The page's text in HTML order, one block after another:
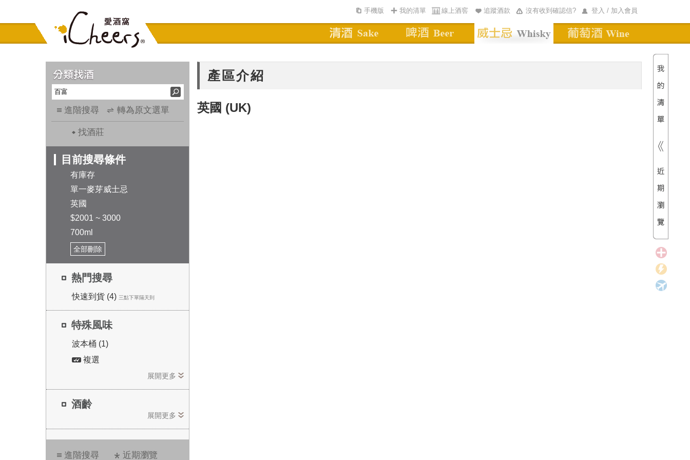
登入 / 加入會員
沒有收到確認信?
追蹤酒款
線上酒窖
我的清單
手機版
進階搜尋 轉為原文選單
找酒莊
目前搜尋條件
有庫存
單一麥芽威士忌
英國
$2001 ~ 3000
700ml
全部刪除
熱門搜尋
快速到貨 (4) 三點下單隔天到
特殊風味
波本桶 (1)
複選
展開更多
酒齡
展開更多
進階搜尋 近期瀏覽
產區介紹
英國 (UK)